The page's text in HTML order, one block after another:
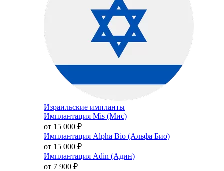
Израильские импланты
Имплантация Mis (Мис)
от 15 000 ₽
Имплантация Alpha Bio (Альфа Био)
от 15 000 ₽
Имплантация Adin (Адин)
от 7 900 ₽